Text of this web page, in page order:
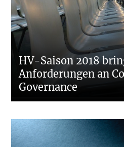
HV-Saison 2018
Anforderungen an
Governance